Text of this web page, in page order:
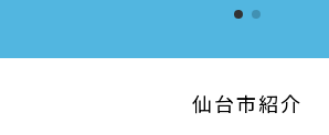
仙台市紹介